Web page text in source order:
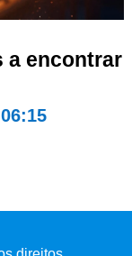
a encontrar